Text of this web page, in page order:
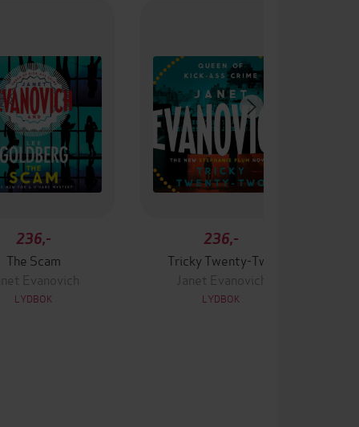
236,-
The Scam
Evanovich
LYDBOK
236,-
Tricky Twenty-Two
Janet Evanovich
LYDBOK